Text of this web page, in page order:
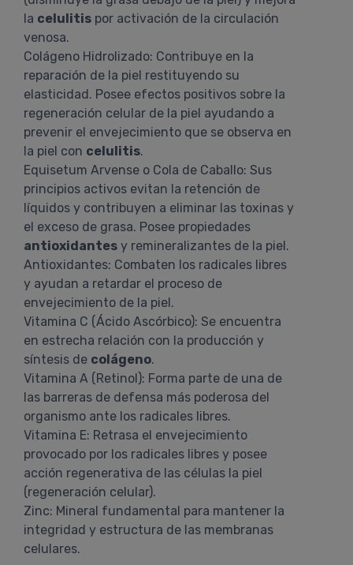
la celulitis por activación de la circulación
venosa.
Colágeno Hidrolizado: Contribuye en la
reparación de la piel restituyendo su
elasticidad. Posee efectos positivos sobre la
regeneración celular de la piel ayudando a
prevenir el envejecimiento que se observa en
la piel con celulitis.
Equisetum Arvense o Cola de Caballo: Sus
principios activos evitan la retención de
líquidos y contribuyen a eliminar las toxinas y
el exceso de grasa. Posee propiedades
antioxidantes y remineralizantes de la piel.
Antioxidantes: Combaten los radicales libres
y ayudan a retardar el proceso de
envejecimiento de la piel.
Vitamina C (Ácido Ascórbico): Se encuentra
en estrecha relación con la producción y
síntesis de colágeno.
Vitamina A (Retinol): Forma parte de una de
las barreras de defensa más poderosa del
organismo ante los radicales libres.
Vitamina E: Retrasa el envejecimiento
provocado por los radicales libres y posee
acción regenerativa de las células la piel
(regeneración celular).
Zinc: Mineral fundamental para mantener la
integridad y estructura de las membranas
celulares.